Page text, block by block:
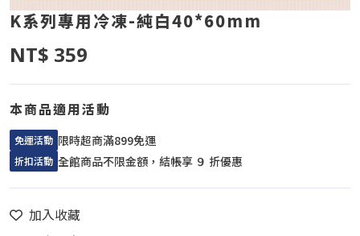
K系列專用冷凍-純白40*60mm
NT$ 359
本商品適用活動
免運活動 限時超商滿899免運
折扣活動 全館商品不限金額，結帳享 ９ 折優惠
加入收藏